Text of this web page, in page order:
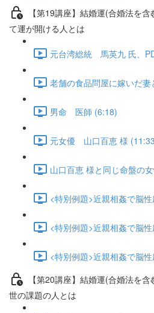
【第19講座】結婚運(合婚法を
て運が開ける人とは
元台湾総統 馬英九 氏、
老舗の食品問屋に嫁いだ
男命 医師 (6:18)
元女優 山口百恵 様
山口百恵 様と同じ命盤の
<特別例題>近親相姦で脳
<特別例題>近親相姦で脳
<特別例題>近親相姦で脳
【第20講座】結婚運(合婚法を
世の課題の人とは